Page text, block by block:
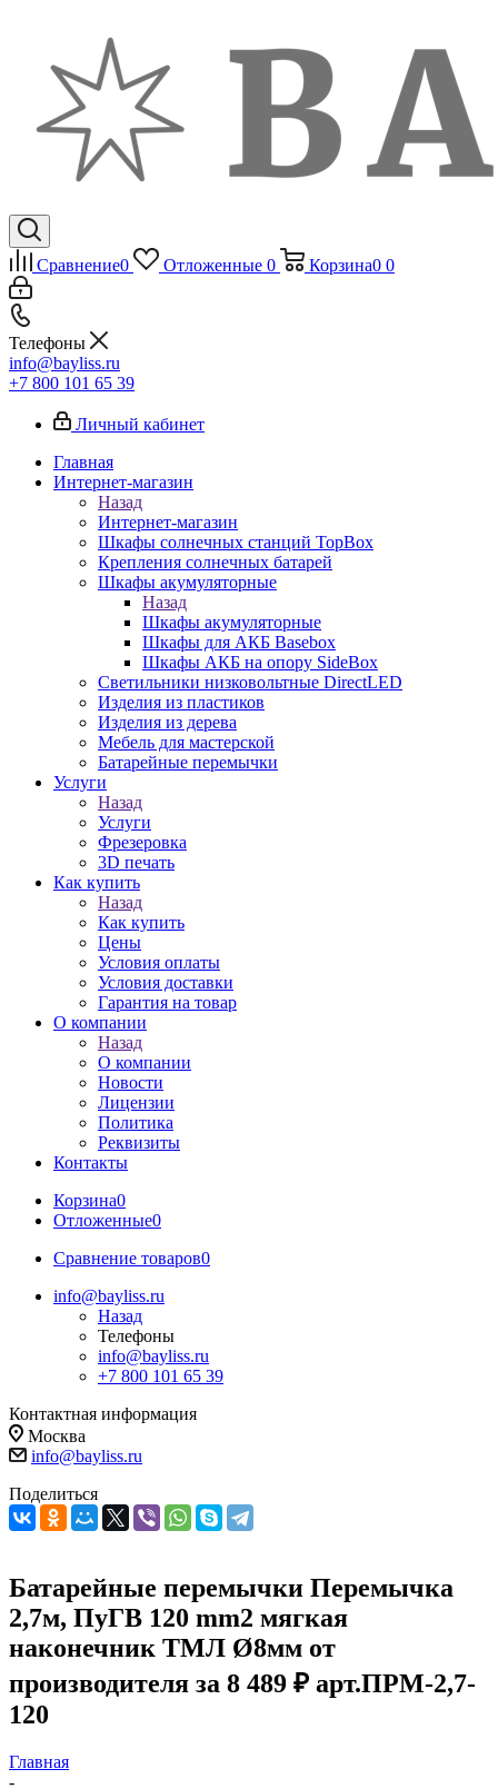
Сравнение0 Отложенные 0 Корзина0 0
Телефоны
info@bayliss.ru
+7 800 101 65 39
Личный кабинет
Главная
Интернет-магазин
Назад
Интернет-магазин
Шкафы солнечных станций TopBox
Крепления солнечных батарей
Шкафы акумуляторные
Назад
Шкафы акумуляторные
Шкафы для АКБ Basebox
Шкафы АКБ на опору SideBox
Светильники низковольтные DirectLED
Изделия из пластиков
Изделия из дерева
Мебель для мастерской
Батарейные перемычки
Услуги
Назад
Услуги
Фрезеровка
3D печать
Как купить
Назад
Как купить
Цены
Условия оплаты
Условия доставки
Гарантия на товар
О компании
Назад
О компании
Новости
Лицензии
Политика
Реквизиты
Контакты
Корзина0
Отложенные0
Сравнение товаров0
info@bayliss.ru
Назад
Телефоны
info@bayliss.ru
+7 800 101 65 39
Контактная информация
Москва
info@bayliss.ru
Поделиться
Батарейные перемычки Перемычка
2,7м, ПуГВ 120 mm2 мягкая
наконечник ТМЛ Ø8мм от
производителя за 8 489 ₽ арт.ПРМ-2,7-
120
Главная
-